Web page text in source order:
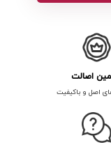
اصالت
اصل و باکیفیت